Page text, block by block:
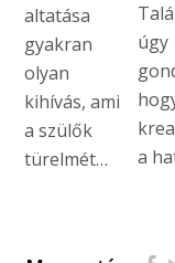
altatása
gyakran
olyan
kihívás, ami
a szülők
türelmét…
úgy
a